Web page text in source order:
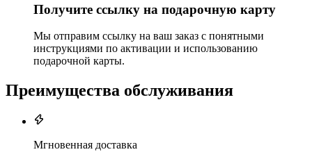
Получите ссылку на подарочную карту
Мы отправим ссылку на ваш заказ с понятными
инструкциями по активации и использованию
подарочной карты.
Преимущества обслуживания
Мгновенная доставка